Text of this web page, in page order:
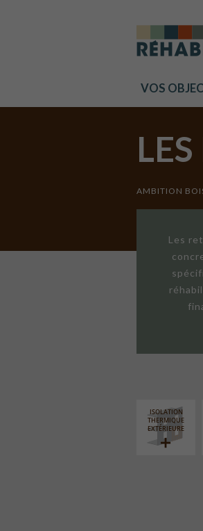
VOS
AMBITION
Les
ISOLATION
THERMIQUE
EXTÉRIEURE